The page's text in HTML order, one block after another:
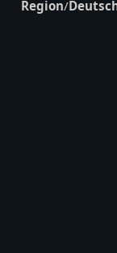
Region/